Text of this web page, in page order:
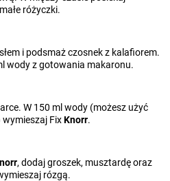
różyczki.
i podsmaż czosnek z kalafiorem.
wody z gotowania makaronu.
W 150 ml wody (możesz użyć
FixKnorr.
, dodaj groszek, musztardę oraz
rózgą.